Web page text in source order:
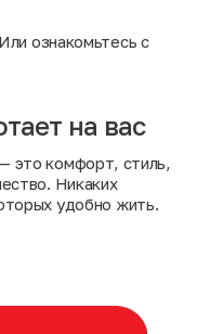
ознакомьтесь с
на вас
— это комфорт, стиль,
Никаких
удобно жить.